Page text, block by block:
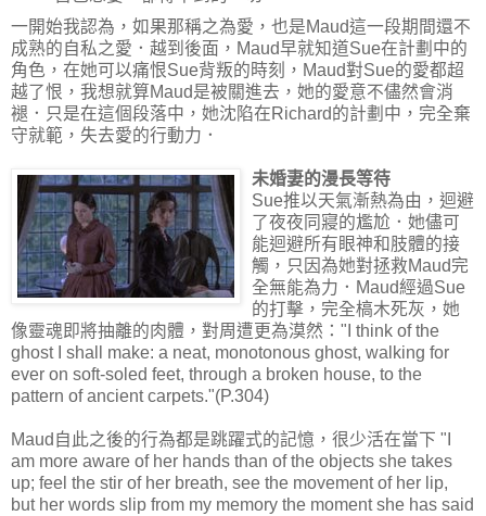
一開始我認為，如果那稱之為愛，也是Maud這一段期間還不
成熟的自私之愛．越到後面，Maud早就知道Sue在計劃中的
角色，在她可以痛恨Sue背叛的時刻，Maud對Sue的愛都超
越了恨，我想就算Maud是被關進去，她的愛意不儘然會消
褪．只是在這個段落中，她沈陷在Richard的計劃中，完全棄
守就範，失去愛的行動力．
未婚妻的漫長等待
Sue推以天氣漸熱為由，迴避
了夜夜同寢的尷尬．她儘可
能迴避所有眼神和肢體的接
觸，只因為她對拯救Maud完
全無能為力．Maud經過Sue
的打擊，完全槁木死灰，她
像靈魂即將抽離的肉體，對周遭更為漠然："I think of the
ghost I shall make: a neat, monotonous ghost, walking for
ever on soft-soled feet, through a broken house, to the
pattern of ancient carpets."(P.304)
Maud自此之後的行為都是跳躍式的記憶，很少活在當下 "I
am more aware of her hands than of the objects she takes
up; feel the stir of her breath, see the movement of her lip,
but her words slip from my memory the moment she has said